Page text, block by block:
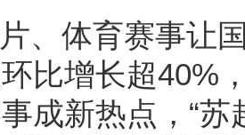
、体育赛事让
比增长超40%
成新热点，“